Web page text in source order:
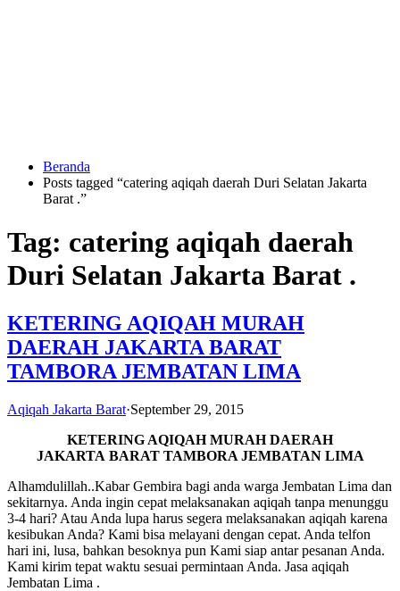
HUBUNGI
KAMI
0823
1246
6713
Beranda
Posts tagged “catering aqiqah daerah Duri Selatan Jakarta
Barat .”
Tag: catering aqiqah daerah
Duri Selatan Jakarta Barat .
KETERING AQIQAH MURAH
DAERAH JAKARTA BARAT
TAMBORA JEMBATAN LIMA
Aqiqah Jakarta Barat·September 29, 2015
KETERING AQIQAH MURAH DAERAH
JAKARTA BARAT TAMBORA JEMBATAN LIMA
Alhamdulillah..Kabar Gembira bagi anda warga Jembatan Lima dan
sekitarnya. Anda ingin cepat melaksanakan aqiqah tanpa menunggu
3-4 hari? Atau Anda lupa harus segera melaksanakan aqiqah karena
kesibukan Anda? Kami bisa melayani dengan cepat. Anda telfon
hari ini, lusa, bahkan besoknya pun Kami siap antar pesanan Anda.
Kami kirim tepat waktu sesuai permintaan Anda. Jasa aqiqah
Jembatan Lima .